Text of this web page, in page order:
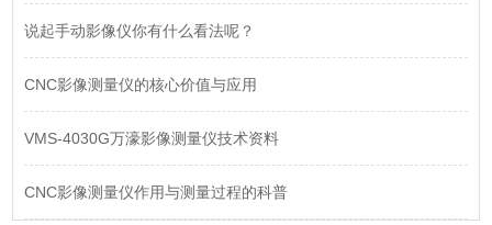
说起手动影像仪你有什么看法呢？
CNC影像测量仪的核心价值与应用
VMS-4030G万濠影像测量仪技术资料
CNC影像测量仪作用与测量过程的科普